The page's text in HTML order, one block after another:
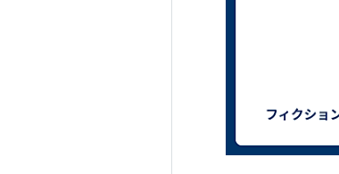
った際に、鳥居は
しした。やがて改
1843(天保14)年 印旛沼
うえ丸亀藩にお預け処分